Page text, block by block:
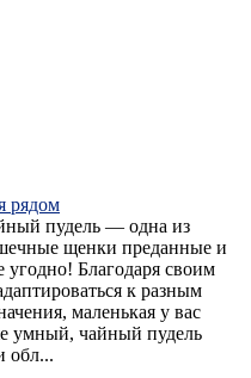
рядом
пудель — одна из
щенки преданные и
угодно! Благодаря своим
к разным
маленькая у вас
умный, чайный пудель
обл...